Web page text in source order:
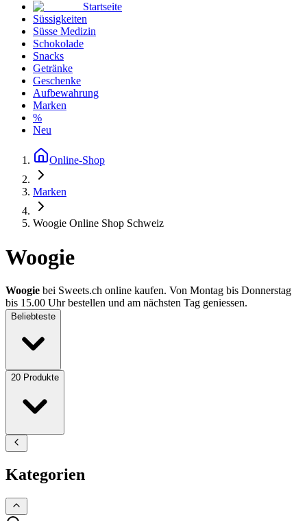
Startseite
Süssigkeiten
Süsse Medizin
Schokolade
Snacks
Getränke
Geschenke
Aufbewahrung
Marken
%
Neu
Online-Shop
Marken
Woogie Online Shop Schweiz
Woogie
Woogie bei Sweets.ch online kaufen. Von Montag bis Donnerstag
bis 15.00 Uhr bestellen und am nächsten Tag geniessen.
Beliebteste
20 Produkte
Kategorien